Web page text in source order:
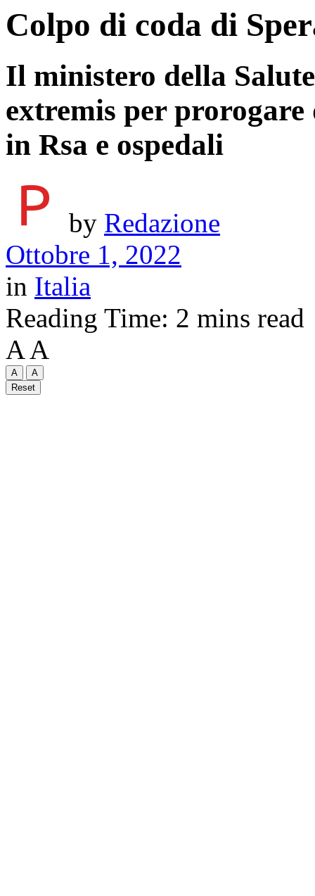
Colpo di coda di
Il ministero della
extremis per prorogare
in Rsa e ospedali
by Redazione
Ottobre 1, 2022
in Italia
Reading Time: 2 mins read
A A
A
A
Reset